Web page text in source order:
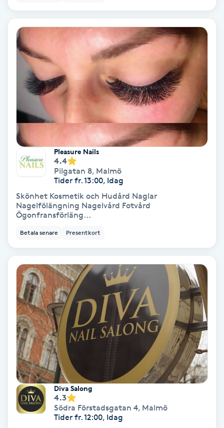
Fotvård
Fransar
Fransborttagning
Fransfärgning
Fransförlängning
Fransförlängning Volym
Fransk manikyr
Fransrengöring
Frekvensterapi
Friskvård
Friskvårdsmassage
Frisör
Funktionsanalys
Pleasure Nails
4.4
Pilgatan 8, Malmö
Tider fr. 13:00, Idag
Skönhet Kosmetik och Hudård Naglar
Nagelfölängning Nagelvård Fotvård
Ögonfransförläng...
Betala senare Presentkort
Diva Salong
4.3
Södra Förstadsgatan 4, Malmö
Tider fr. 12:00, Idag